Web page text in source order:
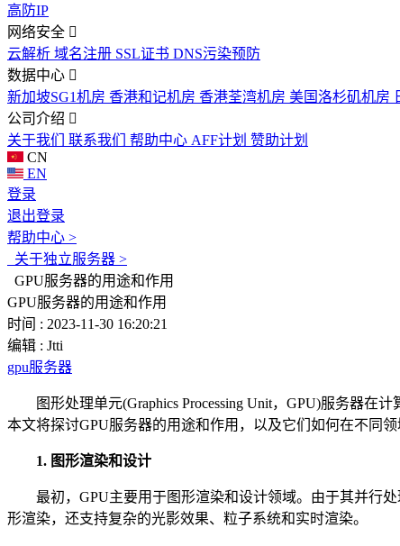
高防IP
网络安全
云解析 域名注册 SSL证书 DNS污染预防
数据中心
新加坡SG1机房 香港和记机房 香港荃湾机房 美国洛杉矶机房
公司介绍
关于我们 联系我们 帮助中心 AFF计划 赞助计划
CN
EN
登录
退出登录
帮助中心 >
关于独立服务器 >
GPU服务器的用途和作用
GPU服务器的用途和作用
时间 : 2023-11-30 16:20:21
编辑 : Jtti
gpu服务器
图形处理单元(Graphics Processing Unit，GPU)服务器在
本文将探讨GPU服务器的用途和作用，以及它们如何在不同领
1. 图形渲染和设计
最初，GPU主要用于图形渲染和设计领域。由于其并行处
形渲染，还支持复杂的光影效果、粒子系统和实时渲染。